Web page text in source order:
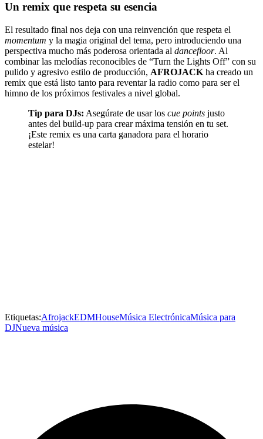
Un remix que respeta su esencia
El resultado final nos deja con una reinvención que respeta el
momentum y la magia original del tema, pero introduciendo una
perspectiva mucho más poderosa orientada al dancefloor. Al
combinar las melodías reconocibles de “Turn the Lights Off” con su
pulido y agresivo estilo de producción, AFROJACK ha creado un
remix que está listo tanto para reventar la radio como para ser el
himno de los próximos festivales a nivel global.
Tip para DJs: Asegúrate de usar los cue points justo
antes del build-up para crear máxima tensión en tu set.
¡Este remix es una carta ganadora para el horario
estelar!
Etiquetas:AfrojackEDMHouseMúsica ElectrónicaMúsica para
DJNueva música